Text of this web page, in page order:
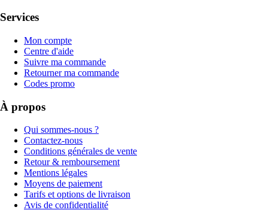
Services
Mon compte
Centre d'aide
Suivre ma commande
Retourner ma commande
Codes promo
À propos
Qui sommes-nous ?
Contactez-nous
Conditions générales de vente
Retour & remboursement
Mentions légales
Moyens de paiement
Tarifs et options de livraison
Avis de confidentialité